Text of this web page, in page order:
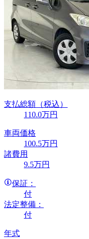
支払総額 （税込）
110.0万円
車両価格
100.5万円
諸費用
9.5万円
保証：
付
法定整備：
付
年式